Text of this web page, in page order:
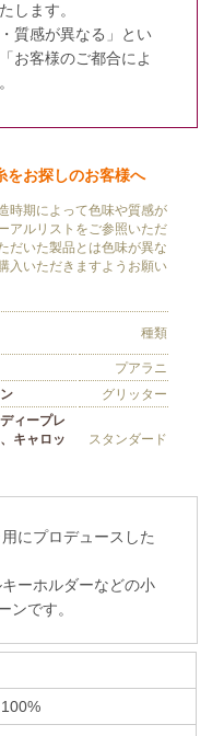
します。
質感が異なる」とい
お客様のご都合によ
にプロデュースした
ーホルダーなどの小
ンです。